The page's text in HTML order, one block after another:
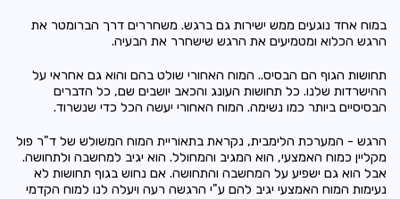
במוח אחד נוגעים ממש ישירות גם ברגש. משחררים דרך הברומטר את
הרגש הכלוא ומטמיעים את הרגש שישחרר את הבעיה.
תחושות הגוף הם הבסיס.. המוח האחורי שולט בהם והוא גם אחראי על
ההישרדות שלנו. כל תחושות העונג והכאב יושבים שם, כל הדברים
הבסיסיים ביותר כמו נשימה. המוח האחורי יעשה הכל כדי שנשרוד.
הרגש - המערכת הלימבית, נקראת בתאוריית המוח המשולש של ד"ר פול
מקליין כמוח האמצעי, הוא המגיב והמחולל. הוא יגיב למחשבה ולתחושה.
אבל הוא גם ישפיע על המחשבה והתחושה. אם נחוש בגוף תחושות לא
נעימות המוח האמצעי יגיב להם ע"י הרגשה רעה ויעלה לנו למוח הקדמי